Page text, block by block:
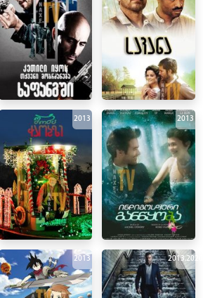
2013 2013
2013 2013,2020